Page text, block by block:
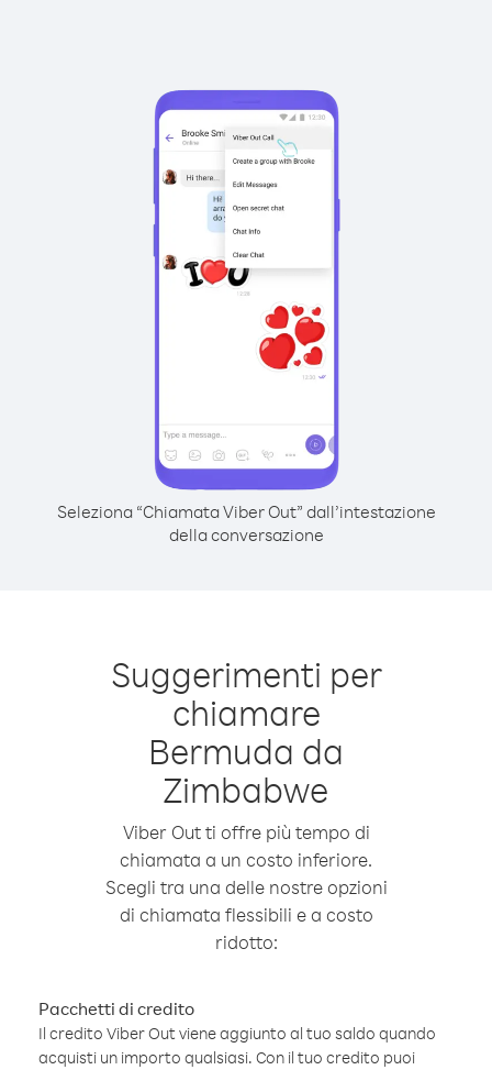
Seleziona “Chiamata Viber Out” dall’intestazione
della conversazione
Suggerimenti per
chiamare
Bermuda da
Zimbabwe
Viber Out ti offre più tempo di
chiamata a un costo inferiore.
Scegli tra una delle nostre opzioni
di chiamata flessibili e a costo
ridotto:
Pacchetti di credito
Il credito Viber Out viene aggiunto al tuo saldo quando
acquisti un importo qualsiasi. Con il tuo credito puoi